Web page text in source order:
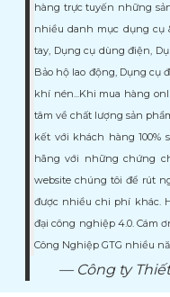
hàng trực tuyến những
nhiều danh mục dụng cụ
tay, Dụng cụ dùng điện,
Bảo hộ lao động, Dụng cụ
khí nén...Khi mua hàng
tâm về chất lượng sản
kết với khách hàng 100%
hãng với những chứng
website chúng tôi để rút
được nhiều chi phí khác.
đại công nghiệp 4.0. Cám
Công Nghiệp GTG nhiều
Công ty